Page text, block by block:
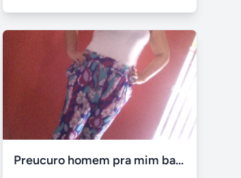
Preucuro homem pra mim banca finaceiramento